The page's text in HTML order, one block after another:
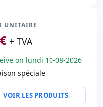
UNITAIRE
€ + TVA
on lundi 10-08-2026
spéciale
VOIR LES PRODUITS